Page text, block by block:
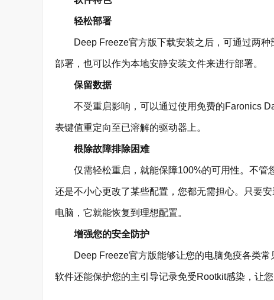
轻松部署
Deep Freeze官方版下载安装之后，可通过两种
部署，也可以作为本地安静安装文件来进行部署。
保留数据
不受重启影响，可以通过使用免费的Faronics
表键值重定向至已溶解的驱动器上。
根除故障排除困难
仅需轻松重启，就能保障100%的可用性。不管
还是不小心更改了某些配置，您都无需担心。只要
电脑，它就能恢复到理想配置。
增强您的安全防护
Deep Freeze官方版能够让您的电脑免疫各类常
软件还能保护您的主引导记录免受Rootkit感染，让